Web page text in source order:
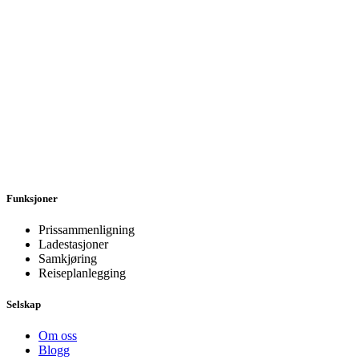
Funksjoner
Prissammenligning
Ladestasjoner
Samkjøring
Reiseplanlegging
Selskap
Om oss
Blogg